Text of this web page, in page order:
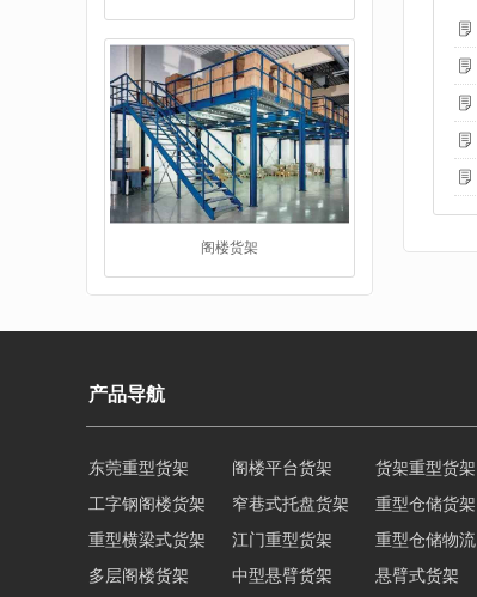
重型货架
堆垛架
产品导航
工字钢阁楼货架 窄巷式托盘货架 重型仓储货架
重型横梁式货架
江门重型货架
多层阁楼货架
中型悬臂货架 悬臂式货架
角钢货架
仓储轻型货架 轻型货架